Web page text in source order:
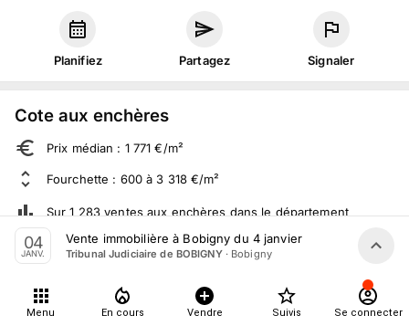
Planifiez Partagez Signaler
Cote aux enchères
Prix médian : 1 771 €/m²
Fourchette : 600 à 3 318 €/m²
Sur 1 283 ventes aux enchères dans le département
2
04
JANV.
Vente immobilière à Bobigny du 4 janvier
Tribunal Judiciaire de BOBIGNY· Bobigny
Menu En cours Vendre Suivis Se connecter